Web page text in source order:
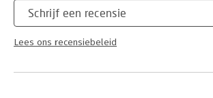
Schrijf een recensie
Lees ons recensiebeleid